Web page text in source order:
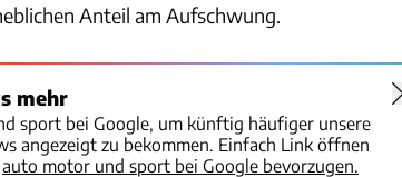
Anteil am Aufschwung.
mehr
sport bei Google, um künftig häufiger unsere
angezeigt zu bekommen. Einfach Link öffnen
auto motor und sport bei Google bevorzugen.